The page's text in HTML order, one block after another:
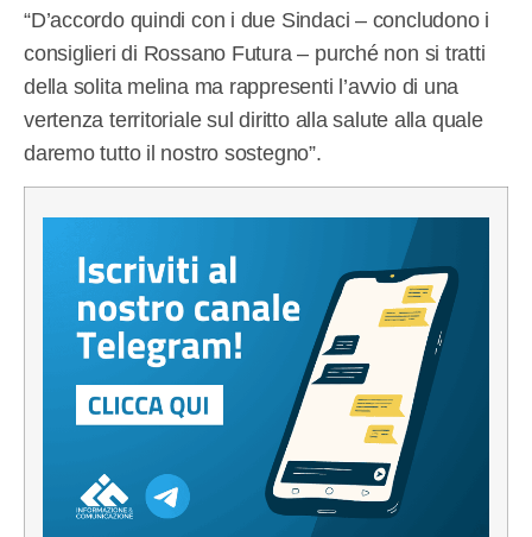
“D’accordo quindi con i due Sindaci – concludono i
consiglieri di Rossano Futura – purché non si tratti
della solita melina ma rappresenti l’avvio di una
vertenza territoriale sul diritto alla salute alla quale
daremo tutto il nostro sostegno”.